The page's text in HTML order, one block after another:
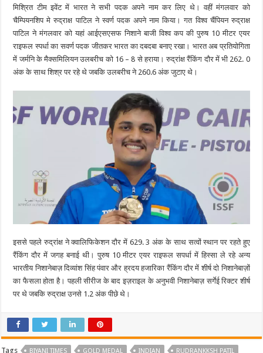
मिश्रित टीम इवेंट में भारत ने सभी पदक अपने नाम कर लिए थे। वहीं मंगलवार को
चैम्पियनशिप मे रुद्राक्ष पाटिल ने स्वर्ण पदक अपने नाम किया। गत विश्व चैंपियन रुद्राक्ष
पाटिल ने मंगलवार को यहां आईएसएसफ निशाने बाजी विश्व कप की पुरुष 10 मीटर एयर
राइफल स्पर्धा का सवर्ण पदक जीतकर भारत का दबदबा बनाए रखा। भारत अब प्रतियोगिता
में जर्मनि के मैक्समिलियन उलबरीच को 16 – 8 से हराया। रुद्रांक्ष रैंकिंग दौर में भी 262. 0
अंक के साथ शिश्र पर रहे थे जबकि उलबरीच ने 260.6 अंक जुटाए थे।
इससे पहले रुद्रांक्ष ने क्वालिफिकेशन दौर में 629. 3 अंक के साथ सत्वों स्थान पर रहते हुए
रैंकिंग दौर में जगह बनाई थी। पुरुष 10 मीटर एयर राइफल सपर्धा में हिस्सा ले रहे अन्य
भारतीय निशानेबाज़ दिव्यांश सिंह पंवार और ह्रदय हजारिका रैंकिंग दौर में शीर्ष दो निशानेबाज़ों
का फैसला होता है। पहली सीरीज के बाद इज़राइल के अनुभवी निशानेबाज़ सर्गेई रिक्टर शीर्ष
पर थे जबकि रुद्राक्ष उनसे 1.2 अंक पीछे थे।
Tags BIYANI TIMES GOLD MEDAL INDIAN
RUDRANKKSH PATIL